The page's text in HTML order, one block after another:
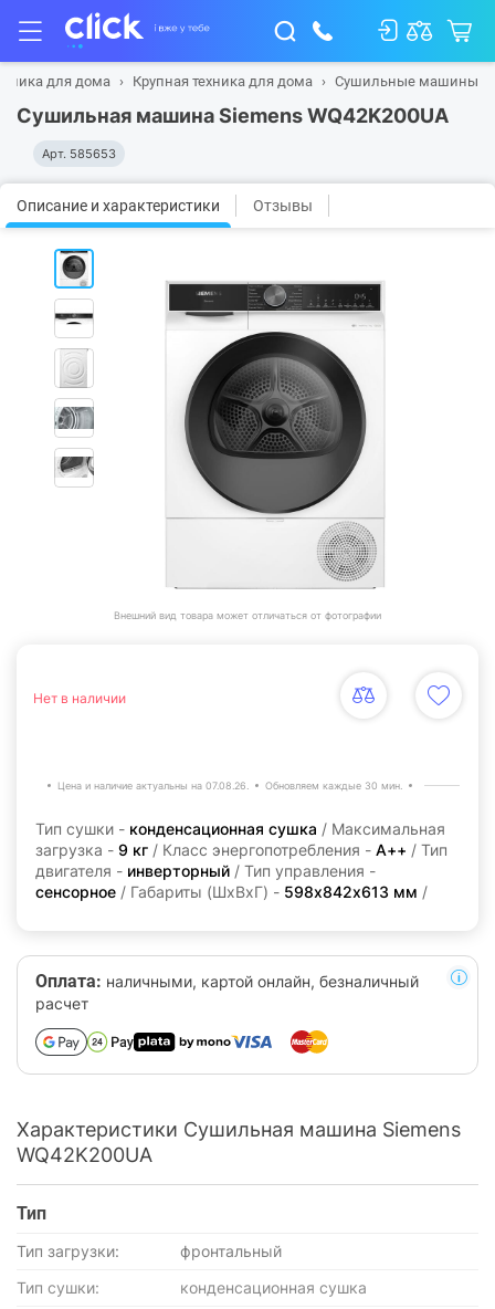
для дома Крупная техника для дома Сушильные машины
Сушильная машина Siemens WQ42K200UA
Арт. 585653
Описание и характеристики Отзывы
Внешний вид товара может отличаться от фотографии
Нет в наличии
Цена и наличие актуальны на 07.08.26. Обновляем каждые 30 мин.
Тип сушки - конденсационная сушка / Максимальная
загрузка - 9 кг / Класс энергопотребления - А++ / Тип
двигателя - инверторный / Тип управления -
сенсорное / Габариты (ШхВхГ) - 598х842х613 мм /
Оплата: наличными, картой онлайн, безналичный
расчет
Характеристики Сушильная машина Siemens
WQ42K200UA
Тип
Тип загрузки:
фронтальный
Тип сушки:
конденсационная сушка